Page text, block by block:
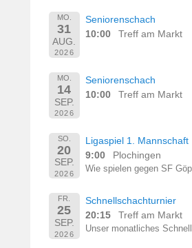
MO.
31
AUG.
2026
Seniorenschach
10:00
Treff am Markt
MO.
14
SEP.
2026
Seniorenschach
10:00
Treff am Markt
SO.
20
SEP.
2026
Ligaspiel 1. Mannschaft
9:00
Plochingen
Wie spielen gegen SF
FR.
25
SEP.
2026
Schnellschachturnier
20:15
Treff am Markt
Unser monatliches